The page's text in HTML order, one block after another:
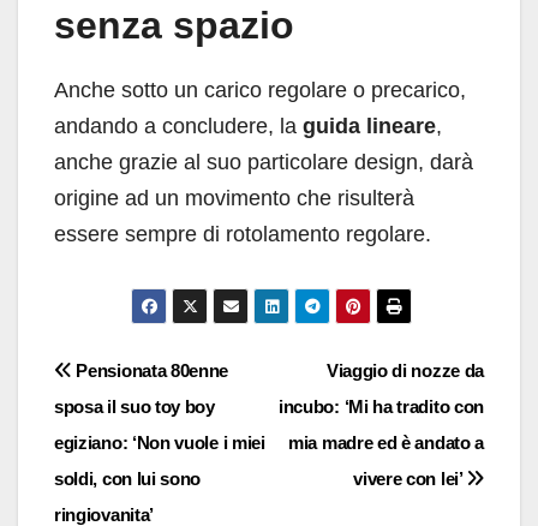
senza spazio
Anche sotto un carico regolare o precarico,
andando a concludere, la guida lineare,
anche grazie al suo particolare design, darà
origine ad un movimento che risulterà
essere sempre di rotolamento regolare.
Navigazione
articoli
Viaggio di nozze da
incubo: ‘Mi ha tradito con
mia madre ed è andato a
vivere con lei’
Pensionata 80enne
sposa il suo toy boy
egiziano: ‘Non vuole i miei
soldi, con lui sono
ringiovanita’